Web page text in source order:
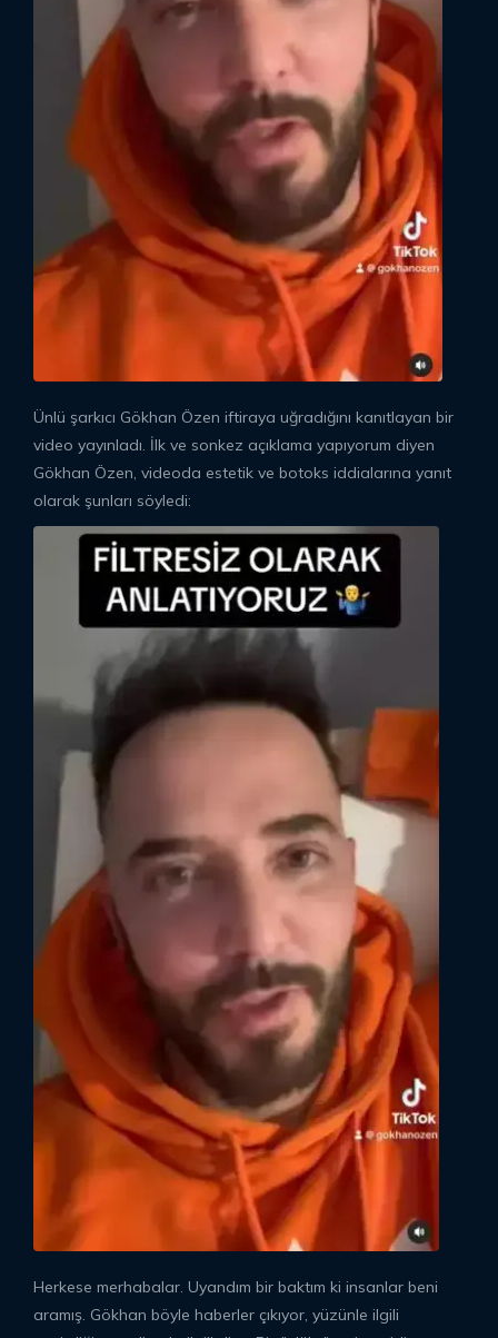
Ünlü şarkıcı Gökhan Özen iftiraya uğradığını kanıtlayan bir
video yayınladı. İlk ve sonkez açıklama yapıyorum diyen
Gökhan Özen, videoda estetik ve botoks iddialarına yanıt
olarak şunları söyledi:
Herkese merhabalar. Uyandım bir baktım ki insanlar beni
aramış. Gökhan böyle haberler çıkıyor, yüzünle ilgili